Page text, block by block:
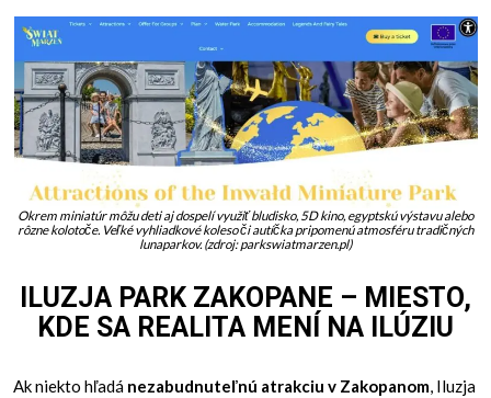
Okrem miniatúr môžu deti aj dospelí využiť bludisko, 5D kino, egyptskú výstavu alebo
rôzne kolotoče. Veľké vyhliadkové koleso či autíčka pripomenú atmosféru tradičných
lunaparkov. (zdroj: parkswiatmarzen.pl)
ILUZJA PARK ZAKOPANE – MIESTO,
KDE SA REALITA MENÍ NA ILÚZIU
Ak niekto hľadá nezabudnuteľnú atrakciu v Zakopanom, Iluzja